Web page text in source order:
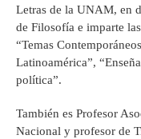
Letras de la UNAM, en
de Filosofía e imparte
“Temas
Latinoamérica”,
política”.
También es Profesor
Nacional y profesor de